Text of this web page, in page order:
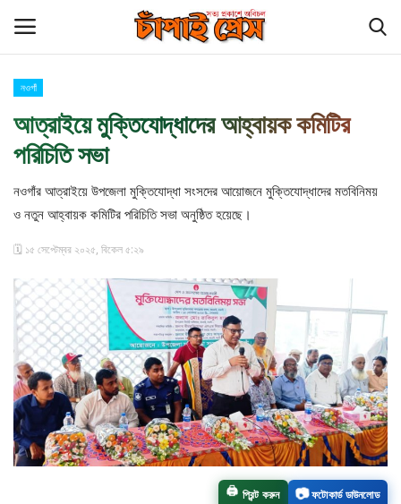
হোম
চাঁপাইনবাবগঞ্জ সীমান্ত
বিনোদন
চাঁপাই প্রেস পরিবার
আমাদের সম্পর্কে
চাঁপাইনবাবগঞ্জ সদর
নওগাঁ
আত্রাইয়ে মুক্তিযোদ্ধাদের আহ্বায়ক কমিটির
পরিচিতি সভা
নওগাঁর আত্রাইয়ে উপজেলা মুক্তিযোদ্ধা সংসদের আয়োজনে মুক্তিযোদ্ধাদের মতবিনিময়
ও নতুন আহ্বায়ক কমিটির পরিচিতি সভা অনুষ্ঠিত হয়েছে।
🗓️ ১৫ সেপ্টেম্বর ২০২৫, বিকেল ৫:২৯
🖨️ প্রিন্ট করুন 📷ফটোকার্ড ডাউনলোড